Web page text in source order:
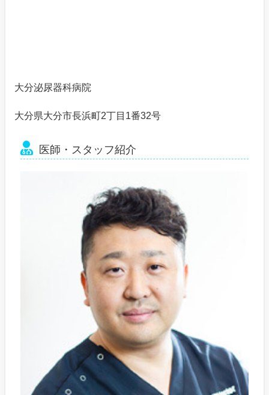
大分泌尿器科病院
大分県大分市長浜町2丁目1番32号
医師・スタッフ紹介